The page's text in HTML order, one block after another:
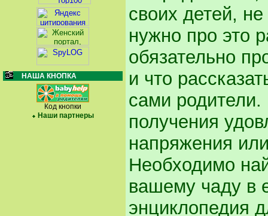
НАША КНОПКА
Код кнопки
Наши партнеры
своих детей,
нужно про это
обязательно
и что
сами
получения
напряжения
Необходимо
вашему чаду в
энциклопедия